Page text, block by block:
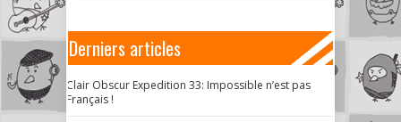
Derniers articles
Clair Obscur Expedition 33: Impossible n’est pas
Français !